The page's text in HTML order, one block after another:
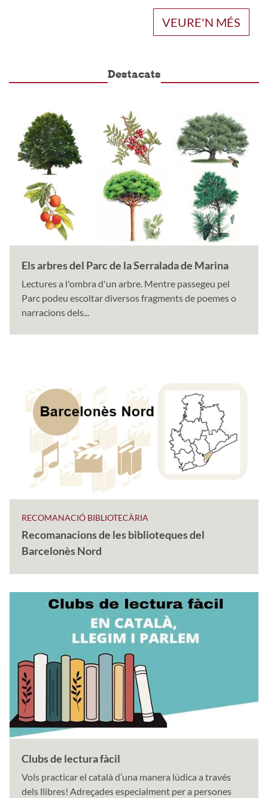
VEURE'N MÉS
Destacats
Els arbres del Parc de la Serralada de Marina
Lectures a l'ombra d'un arbre. Mentre passegeu pel
Parc podeu escoltar diversos fragments de poemes o
narracions dels...
RECOMANACIÓ BIBLIOTECÀRIA
Recomanacions de les biblioteques del
Barcelonès Nord
Clubs de lectura fàcil
Vols practicar el català d’una manera lúdica a través
dels llibres! Adreçades especialment per a persones